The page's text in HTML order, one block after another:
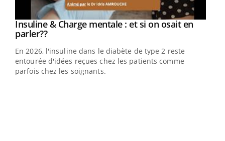
Youtube
Insuline & Charge mentale : et si on osait en
parler??Youtube
En 2026, l'insuline dans le diabète de type 2 reste
entourée d'idées reçues chez les patients comme
parfois chez les soignants.